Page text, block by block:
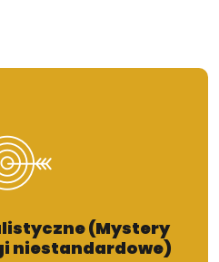
(Mystery
niestandardowe)